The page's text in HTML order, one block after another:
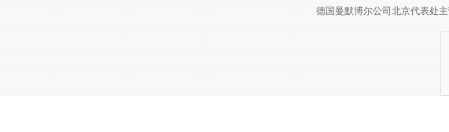
德国曼默博尔公司北京代表处